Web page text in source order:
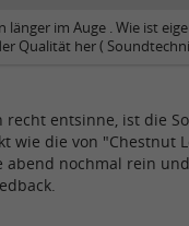
länger im Auge . Wie ist
Qualität her (
recht entsinne, ist die
wie die von "Chestnut
abend nochmal rein